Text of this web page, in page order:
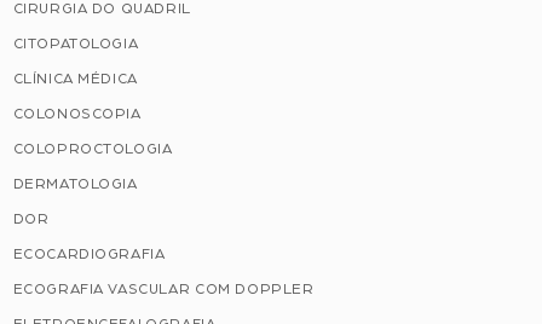
CIRURGIA DO QUADRIL
CITOPATOLOGIA
CLÍNICA MÉDICA
COLONOSCOPIA
COLOPROCTOLOGIA
DERMATOLOGIA
DOR
ECOCARDIOGRAFIA
ECOGRAFIA VASCULAR COM DOPPLER